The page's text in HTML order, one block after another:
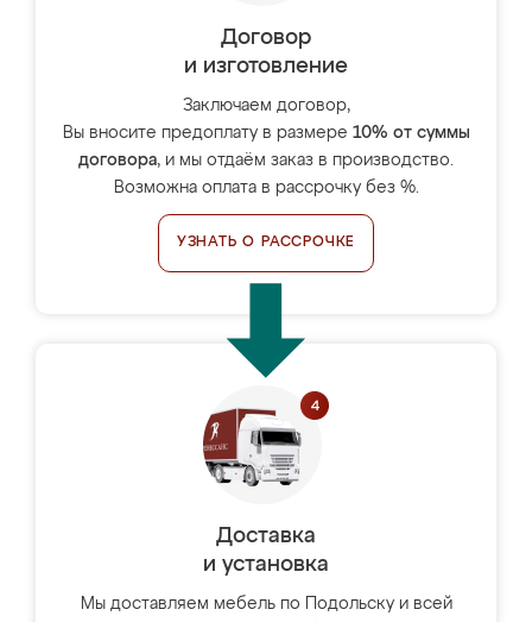
Договор
и изготовление
Заключаем договор,
Вы вносите предоплату в размере 10% от суммы
договора, и мы отдаём заказ в производство.
Возможна оплата в рассрочку без %.
УЗНАТЬ О РАССРОЧКЕ
Доставка
и установка
Мы доставляем мебель по Подольску и всей